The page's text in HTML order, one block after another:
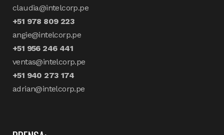
claudia@intelcorp.pe
+51 978 809 223
angie@intelcorp.pe
+51 956 246 441
ventas@intelcorp.pe
+51 940 273 174
adrian@intelcorp.pe